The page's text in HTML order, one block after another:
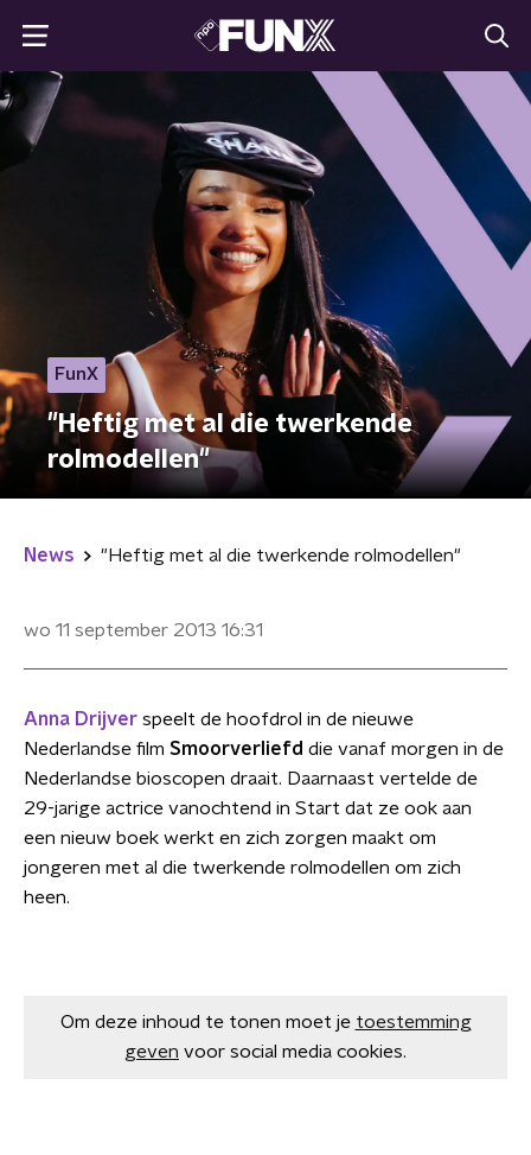
FunX
"Heftig met al die twerkende
rolmodellen"
News "Heftig met al die twerkende rolmodellen"
wo 11 september 2013 16:31
Anna Drijver speelt de hoofdrol in de nieuwe
Nederlandse film Smoorverliefd die vanaf morgen in de
Nederlandse bioscopen draait. Daarnaast vertelde de
29-jarige actrice vanochtend in Start dat ze ook aan
een nieuw boek werkt en zich zorgen maakt om
jongeren met al die twerkende rolmodellen om zich
heen.
Om deze inhoud te tonen moet je toestemming
geven voor social media cookies.